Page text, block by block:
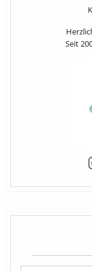
Seit